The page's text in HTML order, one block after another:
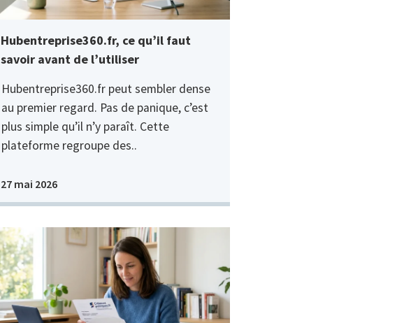
Hubentreprise360.fr, ce qu’il faut
savoir avant de l’utiliser
Hubentreprise360.fr peut sembler dense
au premier regard. Pas de panique, c’est
plus simple qu’il n’y paraît. Cette
plateforme regroupe des..
27 mai 2026